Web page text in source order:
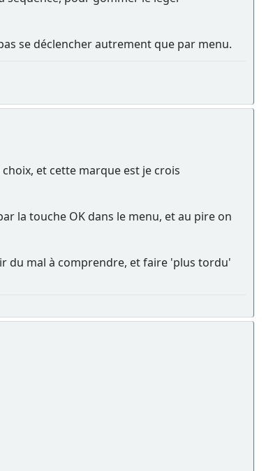
se déclencher autrement que par menu.
et cette marque est je crois
la touche OK dans le menu, et au pire on
du mal à comprendre, et faire 'plus tordu'